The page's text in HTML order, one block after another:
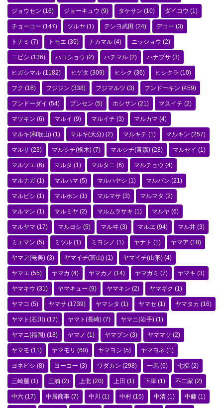
ジョウセン (16) ジョーキュウ (9) タケサン (10) ダイコウ (1)
チョーコー (147) ツルヤ (1) テンヨ武田 (24) デコー (3)
トナミ (7) トモエ (35) ナカマル (4) ニッショウ (2)
ニビシ (136) ハコショウ (2) ハチマル (2) ハナブサ (3)
ヒガシマル (1182) ヒゲタ (309) ヒシク (36) ヒシクラ (10)
フク (16) フジジン (338) フジマルツ (3) フンドーキン (459)
フンドーダイ (54) ブンセン (5) ホシサン (21) マスイチ (2)
マツキン (6) マルイ (9) マルイチ (3) マルカマ (4)
マルキ(和歌山) (1) マルキ(大分) (2) マルキチ (1) マルキン (257)
マルサ (23) マルシチ(栃木) (7) マルシチ(青森) (28) マルセイ (1)
マルソエ (6) マルタ (1) マルタニ (6) マルチョウ (4)
マルナガ (1) マルハマ (5) マルハヤシ (1) マルバン (21)
マルビシ (1) マルホン (1) マルマサ (3) マルマタ (2)
マルマン (1) マルミヤ (2) マルムラサキ (1) マルヤ (6)
マルヤマ (17) マルヨシ (5) マルヰ (3) マルヱ (94) マル井 (3)
ミエマン (5) ミツル (1) ミヨシノ (1) ヤナト (1) ヤマア (18)
ヤマア(奄美) (3) ヤマイチ(富山) (1) ヤマイチ(山形) (4)
ヤマエ (55) ヤマカ (4) ヤマカノ (14) ヤマガミ (7) ヤマキ (3)
ヤマキウ (31) ヤマキュー (9) ヤマキン (2) ヤマギク (1)
ヤマコ (5) ヤマサ (1739) ヤマシタ (1) ヤマセ (1) ヤマタカ (16)
ヤマト(石川) (17) ヤマト(長崎) (7) ヤマニ(岩手) (1)
ヤマニ(福岡) (18) ヤマノ (1) ヤマブン (3) ヤママツ (2)
ヤマモ (11) ヤマモリ (60) ヤマヨシ (5) ヤマヨネ (1)
ヨネビシ (8) ヨーコー (3) ワダカン (298) 一馬 (6) 七福 (2)
三崎屋 (1) 三浦 (2) 上北 (20) 上田 (1) 下津 (1) 不二家 (2)
中六 (17) 中居商事 (7) 中川 (1) 中村 (15) 中清 (1) 中藤 (1)